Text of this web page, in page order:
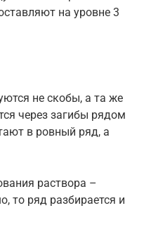
на уровне 3
не скобы, а та же
через загибы рядом
в ровный ряд, а
раствора –
то ряд разбирается и